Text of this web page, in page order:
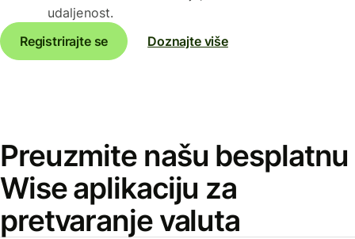
udaljenost.
Registrirajte se
Doznajte više
Preuzmite našu besplatnu
Wise aplikaciju za
pretvaranje valuta